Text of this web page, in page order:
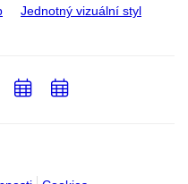
Jednotný vizuální styl
PřidatPřidat